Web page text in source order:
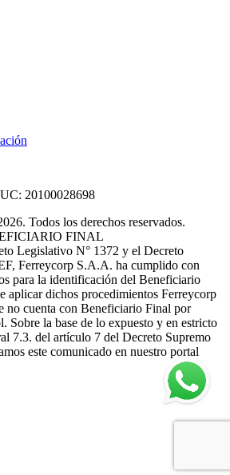
20100028698
Todos los derechos reservados.
FINAL
Legislativo N° 1372 y el Decreto
Ferreycorp S.A.A. ha cumplido con
para la identificación del Beneficiario
aplicar dichos procedimientos Ferreycorp
no cuenta con Beneficiario Final por
Sobre la base de lo expuesto y en estricto
7.3. del artículo 7 del Decreto Supremo
este comunicado en nuestro portal